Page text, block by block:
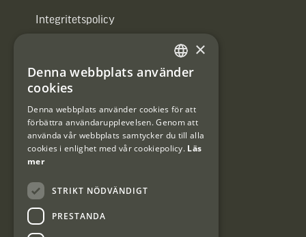
Integritetspolicy
#Interjaktfamily
Kundklubb
Information om kundklubben.
SWEDISH
×
Denna webbplats använder
cookies
Denna webbplats använder cookies för att
förbättra användarupplevelsen. Genom att
använda vår webbplats samtycker du till alla
cookies i enlighet med vår cookiepolicy. Läs
mer
STRIKT NÖDVÄNDIGT
PRESTANDA